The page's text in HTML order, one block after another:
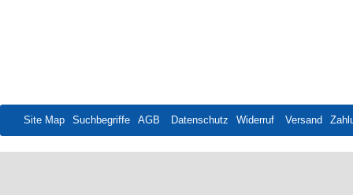
Site Map Suchbegriffe AGB Datenschutz Widerruf Versand